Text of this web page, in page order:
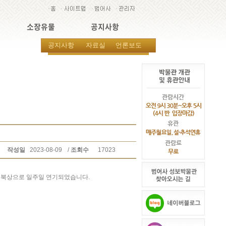
소장유물 공지사항
공지사항 자료실 언론보도
작성일 2023-08-09 / 조회수 17023
상으로 일주일 연기되었습니다.